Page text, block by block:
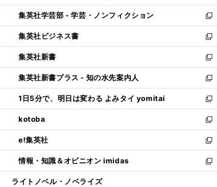
開
く
ウ
で
開
く
ン
ド
ウ
で
開
く
ウ
ィ
ン
ド
ウ
で
開
く
集英社学芸部 - 学芸・ノンフィクション
新
し
い
ウ
ィ
ン
ド
ウ
で
開
く
集英社ビジネス書
新
し
い
ウ
ィ
ン
ド
ウ
で
開
く
集英社新書
新
し
い
ウ
ィ
ン
ド
ウ
で
開
く
集英社新書プラス - 知の水先案内人
新
し
い
ウ
ィ
ン
ド
ウ
で
開
1日5分で、明日は変わる よみタイ yomitai
新
し
い
ウ
ィ
ン
ド
ウ
kotoba
新
し
い
ウ
ィ
ン
e!集英社
新
し
い
ウ
情報・知識＆オピニオン imidas
新
し
ライトノベル・ノベライズ